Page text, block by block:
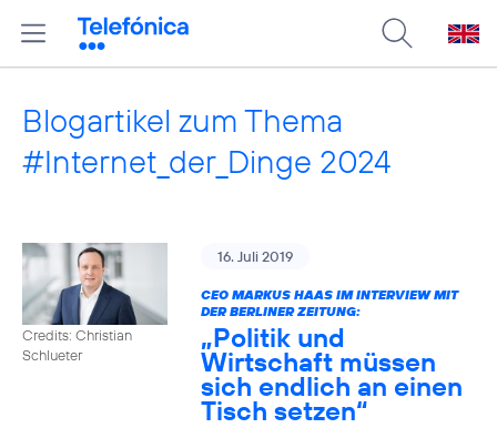
Blogartikel zum Thema
#Internet_der_Dinge 2024
Credits: Christian
Schlueter
16. Juli 2019
CEO MARKUS HAAS IM INTERVIEW MIT
DER BERLINER ZEITUNG:
„Politik und
Wirtschaft müssen
sich endlich an einen
Tisch setzen“